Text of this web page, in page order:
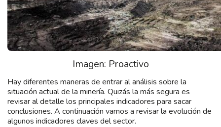
Imagen: Proactivo
Hay diferentes maneras de entrar al análisis sobre la
situación actual de la minería. Quizás la más segura es
revisar al detalle los principales indicadores para sacar
conclusiones. A continuación vamos a revisar la evolución de
algunos indicadores claves del sector.